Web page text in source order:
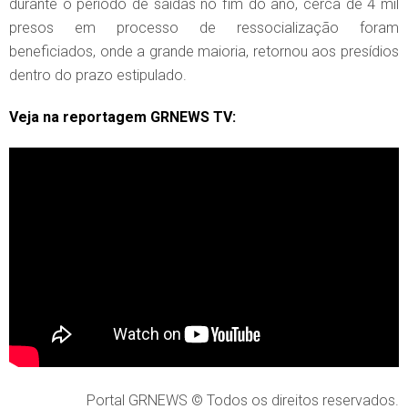
durante o período de saídas no fim do ano, cerca de 4 mil
presos em processo de ressocialização foram
beneficiados, onde a grande maioria, retornou aos presídios
dentro do prazo estipulado.
Veja na reportagem GRNEWS TV:
Portal GRNEWS © Todos os direitos reservados.